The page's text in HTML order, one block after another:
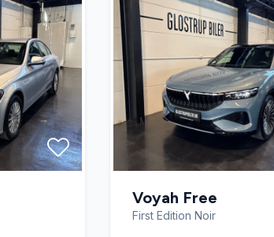
Voyah Free
First Edition Noir